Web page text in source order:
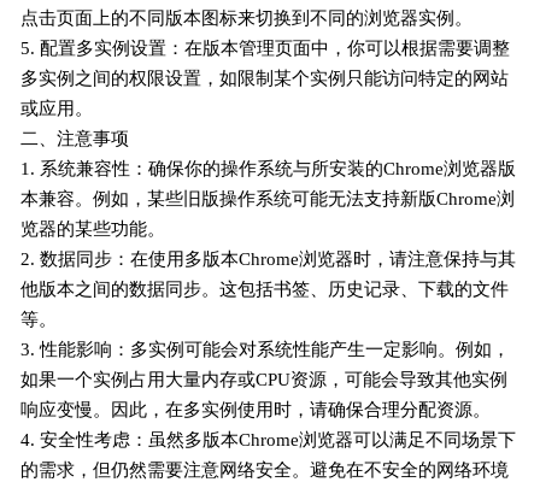
点击页面上的不同版本图标来切换到不同的浏览器实例。
5. 配置多实例设置：在版本管理页面中，你可以根据需要调整
多实例之间的权限设置，如限制某个实例只能访问特定的网站
或应用。
二、注意事项
1. 系统兼容性：确保你的操作系统与所安装的Chrome浏览器版
本兼容。例如，某些旧版操作系统可能无法支持新版Chrome浏
览器的某些功能。
2. 数据同步：在使用多版本Chrome浏览器时，请注意保持与其
他版本之间的数据同步。这包括书签、历史记录、下载的文件
等。
3. 性能影响：多实例可能会对系统性能产生一定影响。例如，
如果一个实例占用大量内存或CPU资源，可能会导致其他实例
响应变慢。因此，在多实例使用时，请确保合理分配资源。
4. 安全性考虑：虽然多版本Chrome浏览器可以满足不同场景下
的需求，但仍然需要注意网络安全。避免在不安全的网络环境